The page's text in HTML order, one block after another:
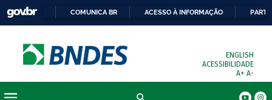
COMUNICA BR ACESSO À INFORMAÇÃO
ENGLISH
ACESSIBILIDADE
A+ A-